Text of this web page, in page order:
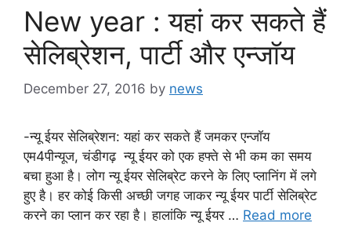
New year : यहां कर सकते हैं
सेलिब्रेशन, पार्टी और एन्जॉय
December 27, 2016 by news
-न्यू ईयर सेलिब्रेशन: यहां कर सकते हैं जमकर एन्जॉय
एम4पीन्यूज, चंडीगढ़ न्यू ईयर को एक हफ्ते से भी कम का समय
बचा हुआ है। लोग न्यू ईयर सेलिब्रेट करने के लिए प्लानिंग में लगे
हुए है। हर कोई किसी अच्छी जगह जाकर न्यू ईयर पार्टी सेलिब्रेट
करने का प्लान कर रहा है। हालांकि न्यू ईयर … Read more